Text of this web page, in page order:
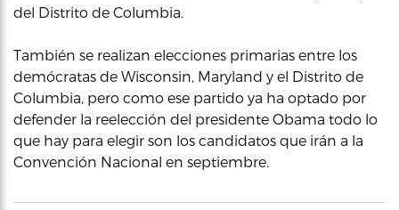
del Distrito de Columbia.
También se realizan elecciones primarias entre los
demócratas de Wisconsin, Maryland y el Distrito de
Columbia, pero como ese partido ya ha optado por
defender la reelección del presidente Obama todo lo
que hay para elegir son los candidatos que irán a la
Convención Nacional en septiembre.